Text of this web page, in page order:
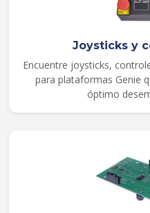
Joysticks y
Encuentre joysticks,
para plataformas Genie
óptimo